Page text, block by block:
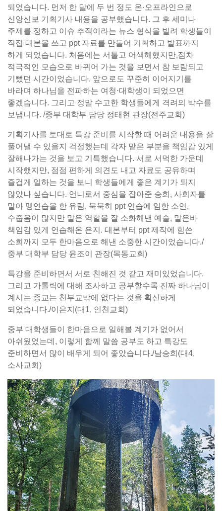
되었습니다. 먼저 한 달에 두 번 정도 온·오프라인으로
신앙신보 기획기사 내용을 공부했습니다. 그 후 세미나
주제를 정하고 이슈 추적이라는 뉴스 형식을 빌려 학생들이
직접 대본을 쓰고 ppt 자료를 만들어 기획하고 발표까지
하게 되었습니다. 처음에는 서툴고 어색해했지만,점차
적극적인 모습으로 바뀌어 가는 것을 보면서 참 보람되고
기뻤던 시간이었습니다. 앞으로도 꾸준히 이어지기를
바라며 하나님을 전파하는 여청⋅대학생이 되었으면
좋겠습니다. 그리고 정말 수고한 학생들에게 격려의 박수를
보냅니다. /중부 대학부 담당 정태현 관장(전주교회)
기획기사를 토대로 특강 준비를 시작할 때 어려운 내용을 잘
풀어낼 수 있을지 걱정했는데 각자 맡은 부분을 책임감 있게
잘해나가는 것을 보고 기특했습니다. 서로 서먹한 가운데
시작했지만, 점점 편하게 의견도 내고 자료도 공유하며
즐겁게 일하는 것을 보니 학생들에게 좋은 계기가 되지
않았나 싶습니다. 언니로서 중심을 잡아준 승희, 사회자를
맡아 맹연습을 한 유림, 묵묵히 ppt 연습에 임한 소연,
수줍음이 많지만 맡은 역할을 잘 소화해낸 예슬, 맡은바
책임감 있게 연습해온 은지. 대본부터 ppt 제작에 힘쓴
소희까지 모두 한마음으로 해낸 소중한 시간이었습니다./
중부 대학부 담당 윤조이 관장(목동교회)
특강을 준비하면서 서로 친해진 것 같고 재미있었습니다.
그리고 가톨릭에 대해 조사하고 공부할수록 진짜 하나님이
계시는 종교는 천부교밖에 없다는 것을 확신하게
되었습니다./이은지(대1, 인천교회)
중부 대학생들이 한마음으로 일해볼 계기가 없어서
아쉬웠었는데, 이렇게 함께 말씀 공부도 하고 특강도
준비하면서 많이 배우게 되어 좋았습니다./남승희(대4,
소사교회)